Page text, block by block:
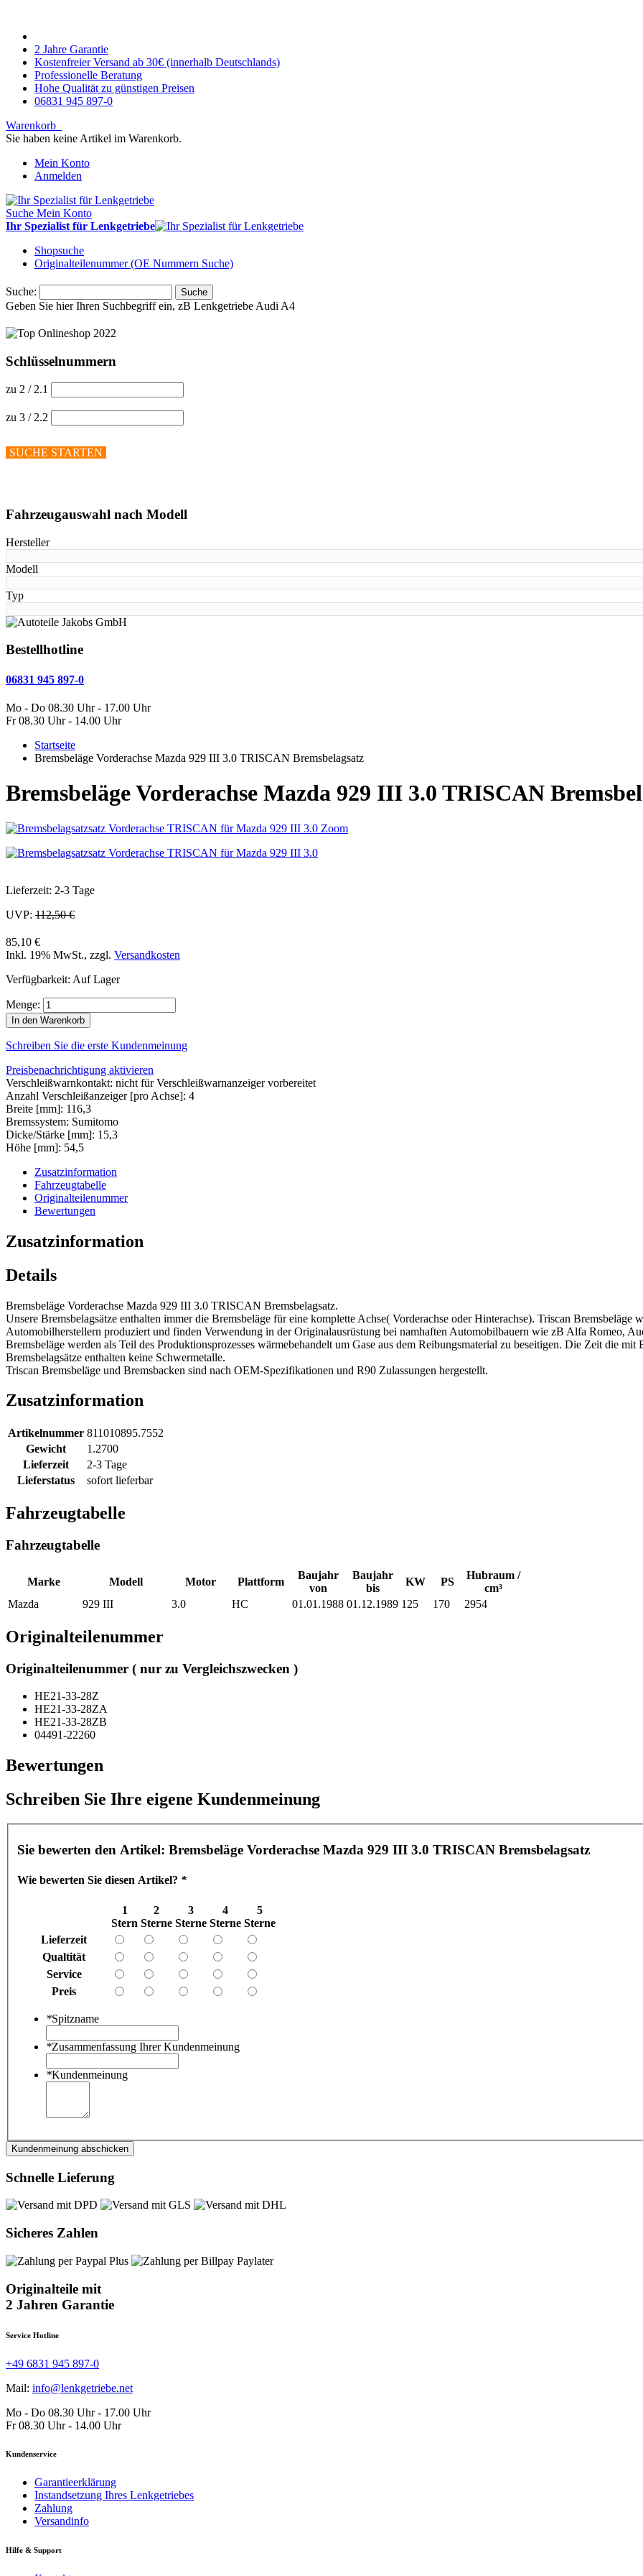
2 Jahre Garantie
Kostenfreier Versand ab 30€ (innerhalb Deutschlands)
Professionelle Beratung
Hohe Qualität zu günstigen Preisen
06831 945 897-0
Warenkorb
Sie haben keine Artikel im Warenkorb.
Mein Konto
Anmelden
Suche Mein Konto
Ihr Spezialist für Lenkgetriebe
Shopsuche
Originalteilenummer (OE Nummern Suche)
Suche: Suche
Geben Sie hier Ihren Suchbegriff ein, zB Lenkgetriebe Audi A4
Schlüsselnummern
zu 2 / 2.1
zu 3 / 2.2
SUCHE STARTEN
Fahrzeugauswahl nach Modell
Hersteller
Modell
Typ
Bestellhotline
06831 945 897-0
Mo - Do 08.30 Uhr - 17.00 Uhr
Fr 08.30 Uhr - 14.00 Uhr
Startseite
Bremsbeläge Vorderachse Mazda 929 III 3.0 TRISCAN Bremsbelagsatz
Bremsbeläge Vorderachse Mazda 929 III 3.0 TRISCAN
Zoom
Lieferzeit: 2-3 Tage
UVP: 112,50 €
85,10 €
Inkl. 19% MwSt., zzgl. Versandkosten
Verfügbarkeit: Auf Lager
Menge:
In den Warenkorb
Schreiben Sie die erste Kundenmeinung
Preisbenachrichtigung aktivieren
Verschleißwarnkontakt: nicht für Verschleißwarnanzeiger vorbereitet
Anzahl Verschleißanzeiger [pro Achse]: 4
Breite [mm]: 116,3
Bremssystem: Sumitomo
Dicke/Stärke [mm]: 15,3
Höhe [mm]: 54,5
Zusatzinformation
Fahrzeugtabelle
Originalteilenummer
Bewertungen
Zusatzinformation
Details
Bremsbeläge Vorderachse Mazda 929 III 3.0 TRISCAN Bremsbelagsatz.
Unsere Bremsbelagsätze enthalten immer die Bremsbeläge für eine komplette Achse( Vorderachse oder Hinterachse). Triscan
Automobilherstellern produziert und finden Verwendung in der Originalausrüstung bei namhaften Automobilbauern wie zB Alfa Romeo,
Bremsbeläge werden als Teil des Produktionsprozesses wärmebehandelt um Gase aus dem Reibungsmaterial zu beseitigen. Die Zeit die
Bremsbelagsätze enthalten keine Schwermetalle.
Triscan Bremsbeläge und Bremsbacken sind nach OEM-Spezifikationen und R90 Zulassungen hergestellt.
Zusatzinformation
Artikelnummer 811010895.7552
Gewicht
1.2700
Lieferzeit
2-3 Tage
Lieferstatus
sofort lieferbar
Fahrzeugtabelle
Fahrzeugtabelle
Marke Modell Motor Plattform
Baujahr
von
Baujahr
bis
KW PS
Hubraum /
cm³
Mazda
929 III 3.0 HC 01.01.1988 01.12.1989 125 170 2954
Originalteilenummer
Originalteilenummer ( nur zu Vergleichszwecken )
HE21-33-28Z
HE21-33-28ZA
HE21-33-28ZB
04491-22260
Bewertungen
Schreiben Sie Ihre eigene Kundenmeinung
Sie bewerten den Artikel: Bremsbeläge Vorderachse Mazda 929 III 3.0 TRISCAN Bremsbelagsatz
Wie bewerten Sie diesen Artikel? *
1
Stern
2
Sterne
3
Sterne
4
Sterne
5
Sterne
Lieferzeit
Qualtität
Service
Preis
*Spitzname
*Zusammenfassung Ihrer Kundenmeinung
*Kundenmeinung
Kundenmeinung abschicken
Schnelle Lieferung
Sicheres Zahlen
Originalteile mit
2 Jahren Garantie
Service Hotline
+49 6831 945 897-0
Mail: info@lenkgetriebe.net
Mo - Do 08.30 Uhr - 17.00 Uhr
Fr 08.30 Uhr - 14.00 Uhr
Kundenservice
Garantieerklärung
Instandsetzung Ihres Lenkgetriebes
Zahlung
Versandinfo
Hilfe & Support